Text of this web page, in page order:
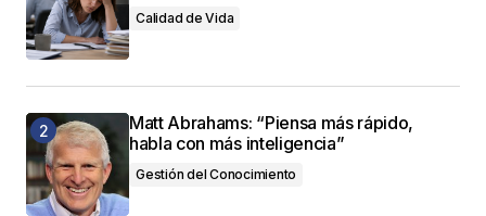
Calidad de Vida
Matt Abrahams: “Piensa más rápido,
habla con más inteligencia”
Gestión del Conocimiento